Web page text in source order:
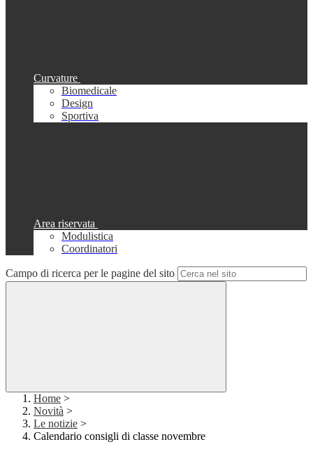
Curvature
Biomedicale
Design
Sportiva
Area riservata
Modulistica
Coordinatori
Campo di ricerca per le pagine del sito
Home >
Novità >
Le notizie >
Calendario consigli di classe novembre